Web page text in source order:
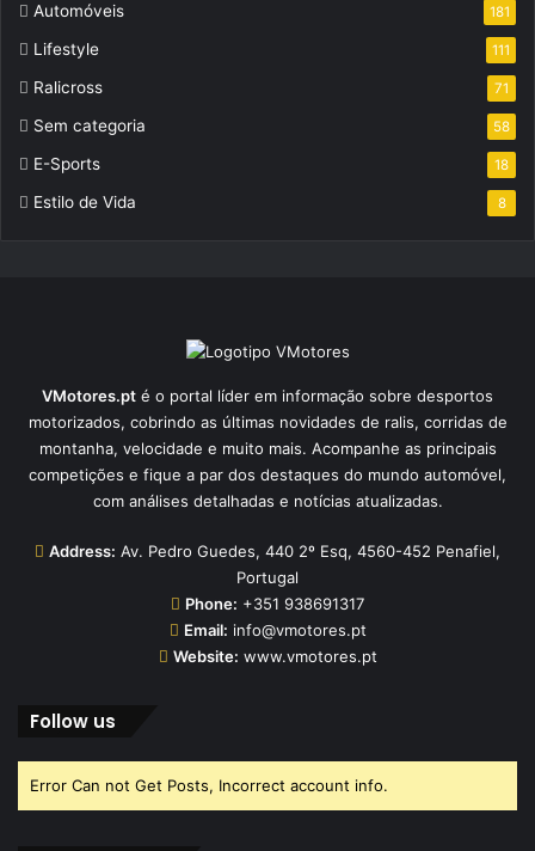
Automóveis 181
Lifestyle 111
Ralicross 71
Sem categoria 58
E-Sports 18
Estilo de Vida 8
VMotores.pt é o portal líder em informação sobre desportos
motorizados, cobrindo as últimas novidades de ralis, corridas de
montanha, velocidade e muito mais. Acompanhe as principais
competições e fique a par dos destaques do mundo automóvel,
com análises detalhadas e notícias atualizadas.
Address: Av. Pedro Guedes, 440 2º Esq, 4560-452 Penafiel,
Portugal
Phone: +351 938691317
Email: info@vmotores.pt
Website: www.vmotores.pt
Follow us
Error Can not Get Posts, Incorrect account info.